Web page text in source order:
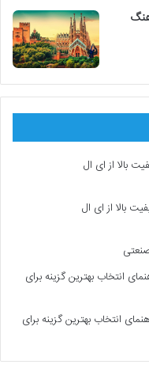
بالا از ای ال
بالا از ای ال
انتخاب بهترین گزینه برای
انتخاب بهترین گزینه برای